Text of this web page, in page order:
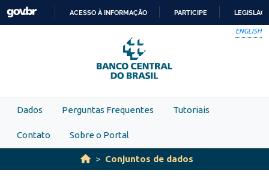
Skip to main content
PARA
O
CONTEÚDO
ACESSO À INFORMAÇÃO PARTICIPE
ENGLISH
Dados Perguntas Frequentes Tutoriais
Contato Sobre o Portal
Conjuntos de dados